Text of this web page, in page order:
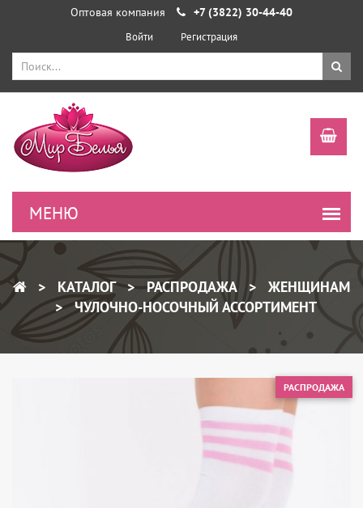
Оптовая компания +7 (3822) 30-44-40
Войти Регистрация
КАТАЛОГ РАСПРОДАЖА
ЖЕНЩИНАМ
ЧУЛОЧНО-НОСОЧНЫЙ АССОРТИМЕНТ
РАСПРОДАЖА